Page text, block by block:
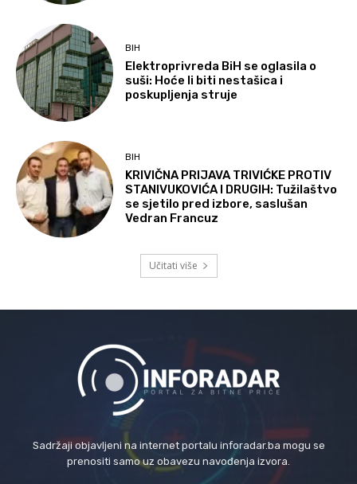
BIH
Elektroprivreda BiH se oglasila o
suši: Hoće li biti nestašica i
poskupljenja struje
BIH
KRIVIČNA PRIJAVA TRIVIĆKE PROTIV
STANIVUKOVIĆA I DRUGIH: Tužilaštvo
se sjetilo pred izbore, saslušan
Vedran Francuz
Učitati više
Sadržaji objavljeni na internet portalu inforadar.ba mogu se
prenositi samo uz obavezu navođenja izvora.